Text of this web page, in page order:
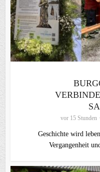
vor 15 Stunden
Geschichte wird
Vergangenheit